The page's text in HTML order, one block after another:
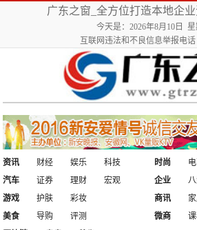
广东之窗_全方位打造本地企
今天是：2026年8月10日
互联网违法和不良信息举报电话
资讯 财经 娱乐
科技
汽车
证券 理财 宏观
时尚
企业
游戏
护肤
彩妆
美食
导购 评测
商讯
微商